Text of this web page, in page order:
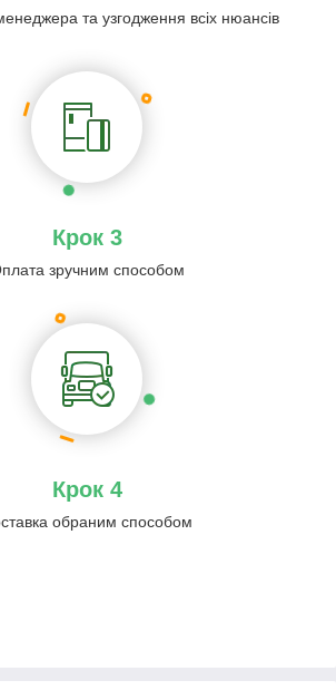
та узгодження всіх нюансів
Крок 3
зручним способом
Крок 4
обраним способом